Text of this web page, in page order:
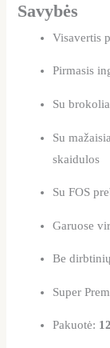
Savybės
Visavertis
Pirmasis
Su
Su
skaidulos
Su FOS
Garuose
Be
Super
Pakuotė: